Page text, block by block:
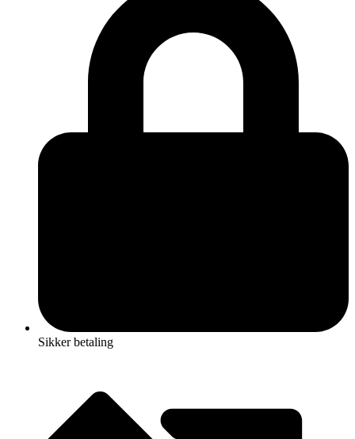
Sikker betaling